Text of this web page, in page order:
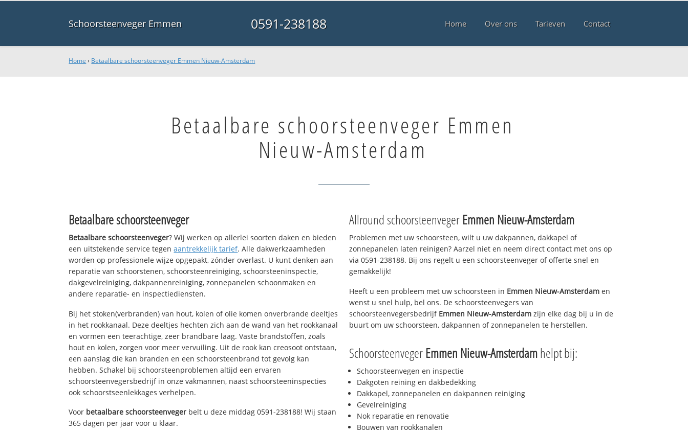
Schoorsteenveger Emmen 0591-238188 Home Over ons Tarieven Contact
Home › Betaalbare schoorsteenveger Emmen Nieuw-Amsterdam
Betaalbare schoorsteenveger Emmen
Nieuw-Amsterdam
Betaalbare schoorsteenveger
Betaalbare schoorsteenveger? Wij werken op allerlei soorten daken en bieden
een uitstekende service tegenaantrekkelijk tarief. Alle dakwerkzaamheden
worden op professionele wijze opgepakt, zónder overlast. U kunt denken aan
reparatie van schoorstenen, schoorsteenreiniging, schoorsteeninspectie,
dakgevelreiniging, dakpannenreiniging, zonnepanelen schoonmaken en
andere reparatie- en inspectiediensten.
Bij het stoken(verbranden) van hout, kolen of olie komen onverbrande deeltjes
in het rookkanaal. Deze deeltjes hechten zich aan de wand van het rookkanaal
en vormen een teerachtige, zeer brandbare laag. Vaste brandstoffen, zoals
hout en kolen, zorgen voor meer vervuiling. Uit de rook kan creosoot ontstaan,
een aanslag die kan branden en een schoorsteenbrand tot gevolg kan
hebben. Schakel bij schoorsteenproblemen altijd een ervaren
schoorsteenvegersbedrijf in onze vakmannen, naast schoorsteeninspecties
ook schoorstseenlekkages verhelpen.
Voor betaalbare schoorsteenveger belt u deze middag 0591-238188! Wij staan
365 dagen per jaar voor u klaar.
Allround schoorsteenveger Emmen Nieuw-Amsterdam
Problemen met uw schoorsteen, wilt u uw dakpannen, dakkapel of
zonnepanelen laten reinigen? Aarzel niet en neem direct contact met ons op
via 0591-238188. Bij ons regelt u een schoorsteenveger of offerte snel en
gemakkelijk!
Heeft u een probleem met uw schoorsteen in Emmen Nieuw-Amsterdam en
wenst u snel hulp, bel ons. De schoorsteenvegers van
schoorsteenvegersbedrijf Emmen Nieuw-Amsterdam zijn elke dag bij u in de
buurt om uw schoorsteen, dakpannen of zonnepanelen te herstellen.
Schoorsteenveger Emmen Nieuw-Amsterdamhelpt bij:
Schoorsteenvegen en inspectie
Dakgoten reining en dakbedekking
Dakkapel, zonnepanelen en dakpannen reiniging
Gevelreiniging
Nok reparatie en renovatie
Bouwen van rookkanalen